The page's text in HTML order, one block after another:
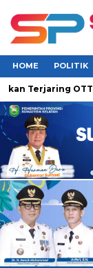
HOME POLITIK
OTT Kejati